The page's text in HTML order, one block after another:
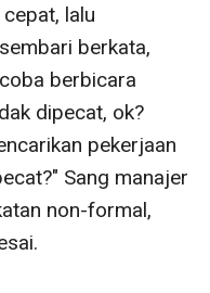
lalu
berkata,
berbicara
dipecat, ok?
pekerjaan
Sang manajer
non-formal,